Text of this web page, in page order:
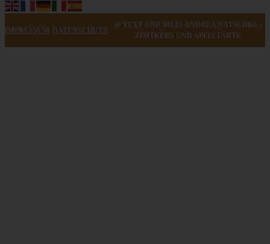
IMPRESSUM DATENSCHUTZ
@ TEXT UND BILD: ANDREA NATSCHKE |
ZIMTKEKS UND APFELTARTE